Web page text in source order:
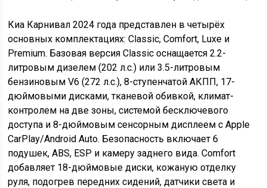
Киа Карнивал 2024 года представлен в четырёх
основных комплектациях: Classic, Comfort, Luxe и
Premium. Базовая версия Classic оснащается 2.2-
литровым дизелем (202 л.с.) или 3.5-литровым
бензиновым V6 (272 л.с.), 8-ступенчатой АКПП, 17-
дюймовыми дисками, тканевой обивкой, климат-
контролем на две зоны, системой бесключевого
доступа и 8-дюймовым сенсорным дисплеем с Apple
CarPlay/Android Auto. Безопасность включает 6
подушек, ABS, ESP и камеру заднего вида. Comfort
добавляет 18-дюймовые диски, кожаную отделку
руля, подогрев передних сидений, датчики света и